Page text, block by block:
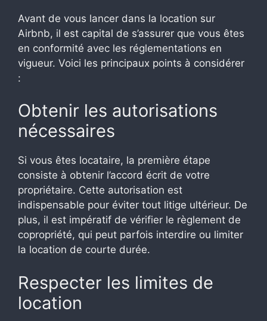
Avant de vous lancer dans la location sur
Airbnb, il est capital de s’assurer que vous êtes
en conformité avec les réglementations en
vigueur. Voici les principaux points à considérer
:
Obtenir les autorisations
nécessaires
Si vous êtes locataire, la première étape
consiste à obtenir l’accord écrit de votre
propriétaire. Cette autorisation est
indispensable pour éviter tout litige ultérieur. De
plus, il est impératif de vérifier le règlement de
copropriété, qui peut parfois interdire ou limiter
la location de courte durée.
Respecter les limites de
location